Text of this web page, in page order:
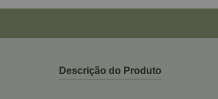
Descrição do Produto